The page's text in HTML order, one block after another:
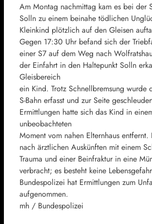
Am Montag nachmittag kam es bei der
Solln zu einem beinahe tödlichen
Kleinkind plötzlich auf den Gleisen
Gegen 17:30 Uhr befand sich der
einer S7 auf dem Weg nach
der Einfahrt in den Haltepunkt Solln
Gleisbereich
ein Kind. Trotz Schnellbremsung wurde
S-Bahn erfasst und zur Seite
Ermittlungen hatte sich das Kind in
unbeobachteten
Moment vom nahen Elternhaus
nach ärztlichen Auskünften mit einem
Trauma und einer Beinfraktur in eine
verbracht; es besteht keine
Bundespolizei hat Ermittlungen zum
aufgenommen.
mh / Bundespolizei